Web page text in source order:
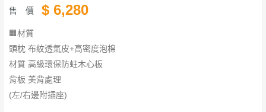
售 價 $ 6,280
🟧材質
頭枕 布紋透氣皮+高密度泡棉
材質 高級環保防蛀木心板
背板 美背處理
(左/右邊附插座)